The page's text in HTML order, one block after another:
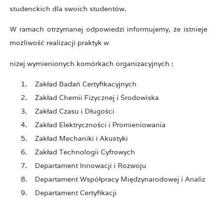
studenckich dla swoich studentów.
W ramach otrzymanej odpowiedzi informujemy, że istnieje
możliwość realizacji praktyk w
niżej wymienionych komórkach organizacyjnych :
Zakład Badań Certyfikacyjnych
Zakład Chemii Fizycznej i Środowiska
Zakład Czasu i Długości
Zakład Elektryczności i Promieniowania
Zakład Mechaniki i Akustyki
Zakład Technologii Cyfrowych
Departament Innowacji i Rozwoju
Departament Współpracy Międzynarodowej i Analiz
Departament Certyfikacji